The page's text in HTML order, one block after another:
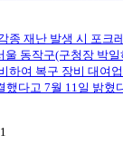
종 재난 발생 시 포크
동작구(구청장 박일
하여 복구 장비 대여
했다고 7월 11일 밝혔